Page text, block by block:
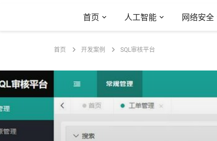
首页 人工智能 网络安全
首页 开发案例 SQL审核平台